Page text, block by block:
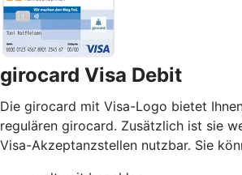
girocard Visa Debit
Die girocard mit Visa-Logo bietet
regulären girocard. Zusätzlich ist sie
Visa-Akzeptanzstellen nutzbar. Sie